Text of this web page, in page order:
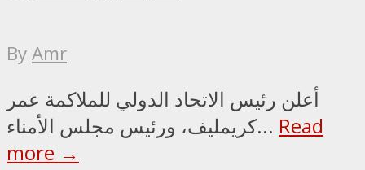
ByAmr
أعلن رئيس الاتحاد الدولي للملاكمة عمر
كريمليف، ورئيس مجلس الأمناء... Read
more →